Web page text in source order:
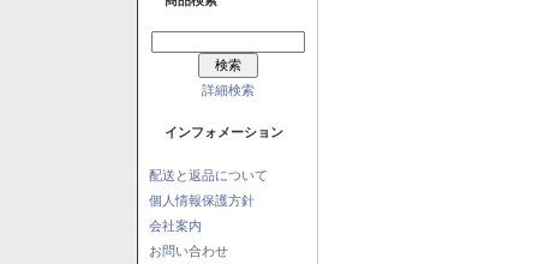
詳細検索
インフォメーション
配送と返品について
個人情報保護方針
会社案内
お問い合わせ